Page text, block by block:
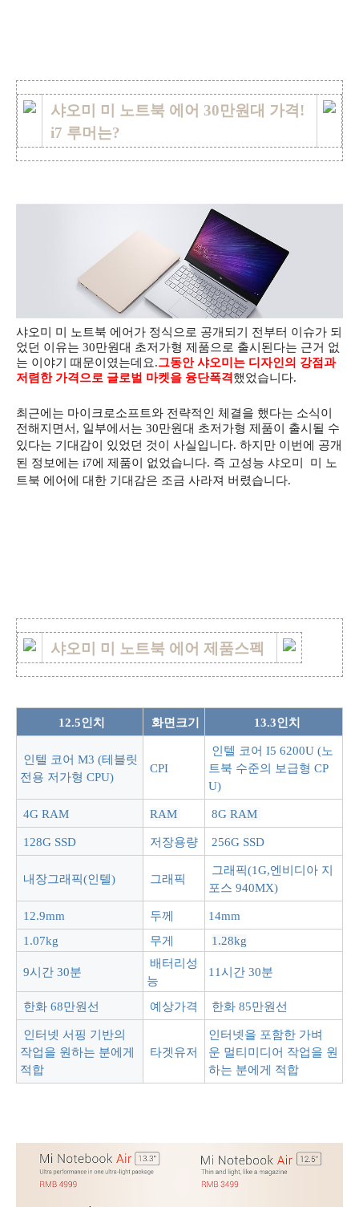
샤오미 미 노트북 에어 30만원대 가격!
i7 루머는?
샤오미 미 노트북 에어가 정식으로 공개되기 전부터 이슈가 되
었던 이유는 30만원대 초저가형 제품으로 출시된다는 근거 없
는 이야기 때문이였는데요.그동안 샤오미는 디자인의 강점과
저렴한 가격으로 글로벌 마켓을 융단폭격했었습니다.
최근에는 마이크로소프트와 전략적인 체결을 했다는 소식이
전해지면서, 일부에서는 30만원대 초저가형 제품이 출시될 수
있다는 기대감이 있었던 것이 사실입니다. 하지만 이번에 공개
된 정보에는 i7에 제품이 없었습니다. 즉 고성능 샤오미 미 노
트북 에어에 대한 기대감은 조금 사라져 버렸습니다.
샤오미 미 노트북 에어 제품스펙
12.5인치 화면크기 13.3인치
인텔 코어 M3 (테블릿
전용 저가형 CPU)
CPI
인텔 코어 I5 6200U (노
트북 수준의 보급형 CP
U)
4G RAM RAM 8G RAM
128G SSD 저장용량 256G SSD
내장그래픽(인텔) 그래픽
그래픽(1G,엔비디아 지
포스 940MX)
12.9mm 두께
14mm
1.07kg
무게 1.28kg
9시간 30분
배터리성
능
11시간 30분
한화 68만원선 예상가격 한화 85만원선
인터넷 서핑 기반의
작업을 원하는 분에게
적합
타겟유저
인터넷을 포함한 가벼
운 멀티미디어 작업을 원
하는 분에게 적합